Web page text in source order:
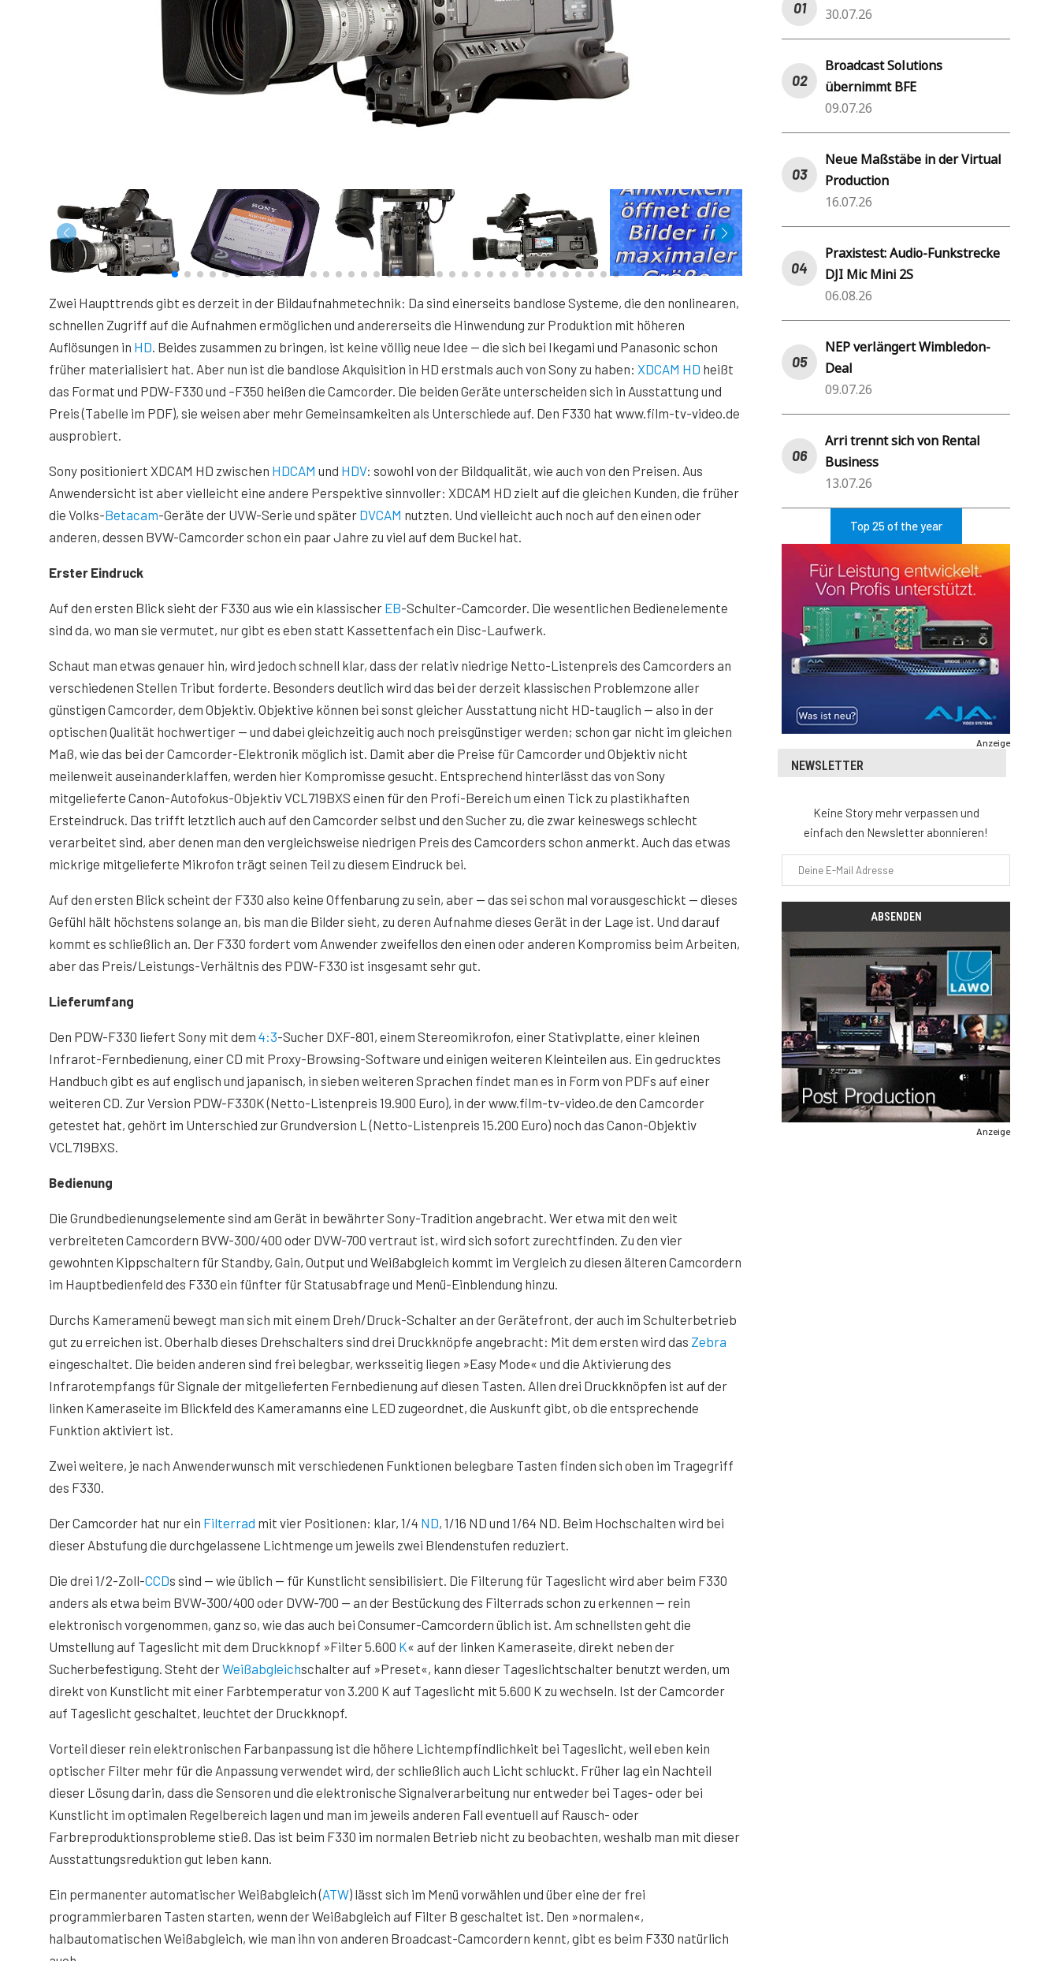
Zwei Haupttrends gibt es derzeit in der Bildaufnahmetechnik: Da sind einerseits bandlose Systeme, die den nonlinearen,
schnellen Zugriff auf die Aufnahmen ermöglichen und andererseits die Hinwendung zur Produktion mit höheren
Auflösungen in HD. Beides zusammen zu bringen, ist keine völlig neue Idee — die sich bei Ikegami und Panasonic schon
früher materialisiert hat. Aber nun ist die bandlose Akquisition in HD erstmals auch von Sony zu haben: XDCAM HD heißt
das Format und PDW-F330 und –F350 heißen die Camcorder. Die beiden Geräte unterscheiden sich in Ausstattung und
Preis (Tabelle im PDF), sie weisen aber mehr Gemeinsamkeiten als Unterschiede auf. Den F330 hat www.film-tv-video.de
ausprobiert.
Sony positioniert XDCAM HD zwischen HDCAM und HDV: sowohl von der Bildqualität, wie auch von den Preisen. Aus
Anwendersicht ist aber vielleicht eine andere Perspektive sinnvoller: XDCAM HD zielt auf die gleichen Kunden, die früher
die Volks-Betacam-Geräte der UVW-Serie und später DVCAM nutzten. Und vielleicht auch noch auf den einen oder
anderen, dessen BVW-Camcorder schon ein paar Jahre zu viel auf dem Buckel hat.
Erster Eindruck
Auf den ersten Blick sieht der F330 aus wie ein klassischer EB-Schulter-Camcorder. Die wesentlichen Bedienelemente
sind da, wo man sie vermutet, nur gibt es eben statt Kassettenfach ein Disc-Laufwerk.
Schaut man etwas genauer hin, wird jedoch schnell klar, dass der relativ niedrige Netto-Listenpreis des Camcorders an
verschiedenen Stellen Tribut forderte. Besonders deutlich wird das bei der derzeit klassischen Problemzone aller
günstigen Camcorder, dem Objektiv. Objektive können bei sonst gleicher Ausstattung nicht HD-tauglich — also in der
optischen Qualität hochwertiger — und dabei gleichzeitig auch noch preisgünstiger werden; schon gar nicht im gleichen
Maß, wie das bei der Camcorder-Elektronik möglich ist. Damit aber die Preise für Camcorder und Objektiv nicht
meilenweit auseinanderklaffen, werden hier Kompromisse gesucht. Entsprechend hinterlässt das von Sony
mitgelieferte Canon-Autofokus-Objektiv VCL719BXS einen für den Profi-Bereich um einen Tick zu plastikhaften
Ersteindruck. Das trifft letztlich auch auf den Camcorder selbst und den Sucher zu, die zwar keineswegs schlecht
verarbeitet sind, aber denen man den vergleichsweise niedrigen Preis des Camcorders schon anmerkt. Auch das etwas
mickrige mitgelieferte Mikrofon trägt seinen Teil zu diesem Eindruck bei.
Auf den ersten Blick scheint der F330 also keine Offenbarung zu sein, aber — das sei schon mal vorausgeschickt — dieses
Gefühl hält höchstens solange an, bis man die Bilder sieht, zu deren Aufnahme dieses Gerät in der Lage ist. Und darauf
kommt es schließlich an. Der F330 fordert vom Anwender zweifellos den einen oder anderen Kompromiss beim Arbeiten,
aber das Preis/Leistungs-Verhältnis des PDW-F330 ist insgesamt sehr gut.
Lieferumfang
Den PDW-F330 liefert Sony mit dem 4:3-Sucher DXF-801, einem Stereomikrofon, einer Stativplatte, einer kleinen
Infrarot-Fernbedienung, einer CD mit Proxy-Browsing-Software und einigen weiteren Kleinteilen aus. Ein gedrucktes
Handbuch gibt es auf englisch und japanisch, in sieben weiteren Sprachen findet man es in Form von PDFs auf einer
weiteren CD. Zur Version PDW-F330K (Netto-Listenpreis 19.900 Euro), in der www.film-tv-video.de den Camcorder
getestet hat, gehört im Unterschied zur Grundversion L (Netto-Listenpreis 15.200 Euro) noch das Canon-Objektiv
VCL719BXS.
Bedienung
Die Grundbedienungselemente sind am Gerät in bewährter Sony-Tradition angebracht. Wer etwa mit den weit
verbreiteten Camcordern BVW-300/400 oder DVW-700 vertraut ist, wird sich sofort zurechtfinden. Zu den vier
gewohnten Kippschaltern für Standby, Gain, Output und Weißabgleich kommt im Vergleich zu diesen älteren Camcordern
im Hauptbedienfeld des F330 ein fünfter für Statusabfrage und Menü-Einblendung hinzu.
Durchs Kameramenü bewegt man sich mit einem Dreh/Druck-Schalter an der Gerätefront, der auch im Schulterbetrieb
gut zu erreichen ist. Oberhalb dieses Drehschalters sind drei Druckknöpfe angebracht: Mit dem ersten wird das Zebra
eingeschaltet. Die beiden anderen sind frei belegbar, werksseitig liegen »Easy Mode« und die Aktivierung des
Infrarotempfangs für Signale der mitgelieferten Fernbedienung auf diesen Tasten. Allen drei Druckknöpfen ist auf der
linken Kameraseite im Blickfeld des Kameramanns eine LED zugeordnet, die Auskunft gibt, ob die entsprechende
Funktion aktiviert ist.
Zwei weitere, je nach Anwenderwunsch mit verschiedenen Funktionen belegbare Tasten finden sich oben im Tragegriff
des F330.
Der Camcorder hat nur ein Filterrad mit vier Positionen: klar, 1/4 ND, 1/16 ND und 1/64 ND. Beim Hochschalten wird bei
dieser Abstufung die durchgelassene Lichtmenge um jeweils zwei Blendenstufen reduziert.
Die drei 1/2-Zoll-CCDs sind — wie üblich — für Kunstlicht sensibilisiert. Die Filterung für Tageslicht wird aber beim F330
anders als etwa beim BVW-300/400 oder DVW-700 — an der Bestückung des Filterrads schon zu erkennen — rein
elektronisch vorgenommen, ganz so, wie das auch bei Consumer-Camcordern üblich ist. Am schnellsten geht die
Umstellung auf Tageslicht mit dem Druckknopf »Filter 5.600 K« auf der linken Kameraseite, direkt neben der
Sucherbefestigung. Steht derWeißabgleichschalter auf »Preset«, kann dieser Tageslichtschalter benutzt werden, um
direkt von Kunstlicht mit einer Farbtemperatur von 3.200 K auf Tageslicht mit 5.600 K zu wechseln. Ist der Camcorder
auf Tageslicht geschaltet, leuchtet der Druckknopf.
Vorteil dieser rein elektronischen Farbanpassung ist die höhere Lichtempfindlichkeit bei Tageslicht, weil eben kein
optischer Filter mehr für die Anpassung verwendet wird, der schließlich auch Licht schluckt. Früher lag ein Nachteil
dieser Lösung darin, dass die Sensoren und die elektronische Signalverarbeitung nur entweder bei Tages- oder bei
Kunstlicht im optimalen Regelbereich lagen und man im jeweils anderen Fall eventuell auf Rausch- oder
Farbreproduktionsprobleme stieß. Das ist beim F330 im normalen Betrieb nicht zu beobachten, weshalb man mit dieser
Ausstattungsreduktion gut leben kann.
Ein permanenter automatischer Weißabgleich (ATW) lässt sich im Menü vorwählen und über eine der frei
programmierbaren Tasten starten, wenn der Weißabgleich auf Filter B geschaltet ist. Den »normalen«,
halbautomatischen Weißabgleich, wie man ihn von anderen Broadcast-Camcordern kennt, gibt es beim F330 natürlich
30.07.26
Broadcast Solutions
übernimmt BFE
09.07.26
Neue Maßstäbe in der Virtual
Production
16.07.26
Praxistest: Audio-Funkstrecke
DJI Mic Mini 2S
06.08.26
NEP verlängert Wimbledon-
Deal
09.07.26
Arri trennt sich von Rental
Business
13.07.26
Top 25 of the year
Anzeige
NEWSLETTER
Keine Story mehr verpassen und
einfach den Newsletter abonnieren!
Anzeige